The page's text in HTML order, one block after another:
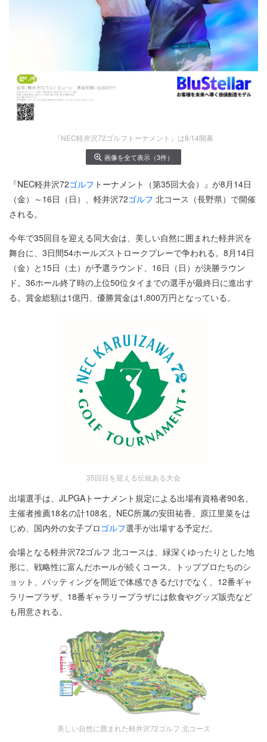
『NEC軽井沢72ゴルフトーナメント』は8/14開幕
画像を全て表示（3件）
『NEC軽井沢72ゴルフ トーナメント（第35回大会）』が8月14日
（金）～16日（日）、軽井沢72ゴルフ 北コース（長野県）で開催
される。
今年で35回目を迎える同大会は、美しい自然に囲まれた軽井沢を
舞台に、3日間54ホールズストロークプレーで争われる。8月14日
（金）と15日（土）が予選ラウンド、16日（日）が決勝ラウン
ド。36ホール終了時の上位50位タイまでの選手が最終日に進出す
る。賞金総額は1億円、優勝賞金は1,800万円となっている。
35回目を迎える伝統ある大会
出場選手は、JLPGAトーナメント規定による出場有資格者90名、
主催者推薦18名の計108名。NEC所属の安田祐香、原江里菜をは
じめ、国内外の女子プロ ゴルフ選手が出場する予定だ。
会場となる軽井沢72ゴルフ 北コースは、緑深くゆったりとした地
形に、戦略性に富んだホールが続くコース。トッププロたちのシ
ョット、パッティングを間近で体感できるだけでなく、12番ギャ
ラリープラザ、18番ギャラリープラザには飲食やグッズ販売など
も用意される。
美しい自然に囲まれた軽井沢72ゴルフ 北コース